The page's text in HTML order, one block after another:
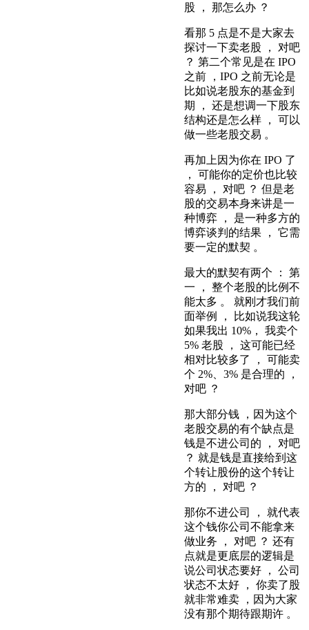
股 ， 那怎么办 ？
看那 5 点是不是大家去
探讨一下卖老股 ， 对吧
？ 第二个常见是在 IPO
之前 ，IPO 之前无论是
比如说老股东的基金到
期 ， 还是想调一下股东
结构还是怎么样 ， 可以
做一些老股交易 。
再加上因为你在 IPO 了
， 可能你的定价也比较
容易 ， 对吧 ？ 但是老
股的交易本身来讲是一
种博弈 ， 是一种多方的
博弈谈判的结果 ， 它需
要一定的默契 。
最大的默契有两个 ： 第
一 ， 整个老股的比例不
能太多 。 就刚才我们前
面举例 ， 比如说我这轮
如果我出 10%， 我卖个
5% 老股 ， 这可能已经
相对比较多了 ， 可能卖
个 2%、3% 是合理的 ，
对吧 ？
那大部分钱 ，因为这个
老股交易的有个缺点是
钱是不进公司的 ， 对吧
？ 就是钱是直接给到这
个转让股份的这个转让
方的 ， 对吧 ？
那你不进公司 ， 就代表
这个钱你公司不能拿来
做业务 ， 对吧 ？ 还有
点就是更底层的逻辑是
说公司状态要好 ， 公司
状态不太好 ， 你卖了股
就非常难卖 ，因为大家
没有那个期待跟期许 。